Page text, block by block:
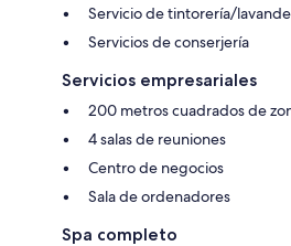
Servicio de tintorería/
Servicios de conserjería
Servicios empresariales
200 metros cuadrados de
4 salas de reuniones
Centro de negocios
Sala de ordenadores
Spa completo